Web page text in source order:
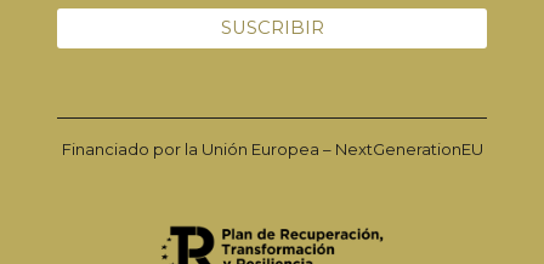
Financiado por la Unión Europea – NextGenerationEU